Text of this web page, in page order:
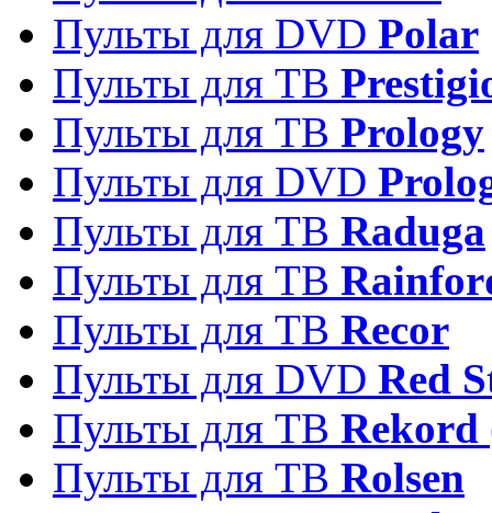
Пульты для DVD Polar
Пульты для ТВ
Пульты для ТВ Prology
Пульты для DVD
Пульты для ТВ Raduga
Пульты для ТВ
Пульты для ТВ Recor
Пульты для DVD Red
Пульты для ТВ Rekord
Пульты для ТВ Rolsen